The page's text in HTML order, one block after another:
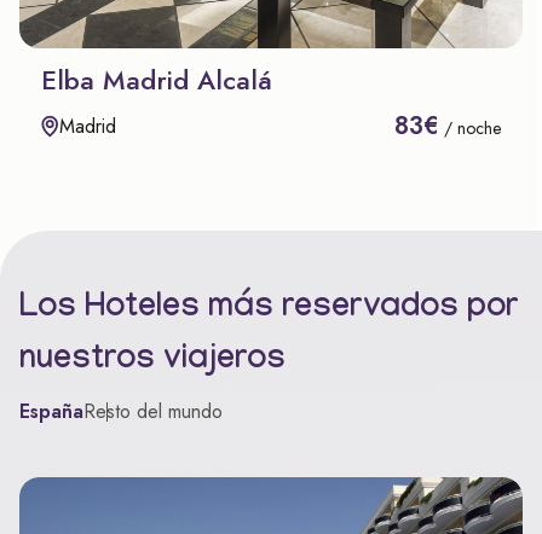
Elba Madrid Alcalá
Madrid 83€ / noche
Los Hoteles más reservados por
nuestros viajeros
EspañaResto del mundo